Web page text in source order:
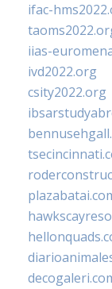
ifac-
iias-
ivd2022.org
csity2022.org